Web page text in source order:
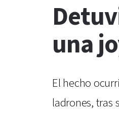
una
El hecho
ladrones, tras